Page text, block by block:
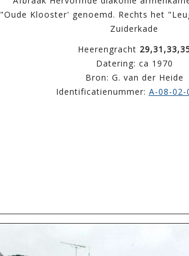
"Oude Klooster' genoemd. Rechts het
Zuiderkade
Heerengracht
Datering: ca 1970
Bron: G. van der Heide
Identificatienummer: A-08-02-